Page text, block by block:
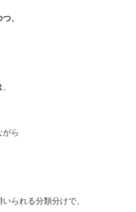
、
がら
られる分類分けで、